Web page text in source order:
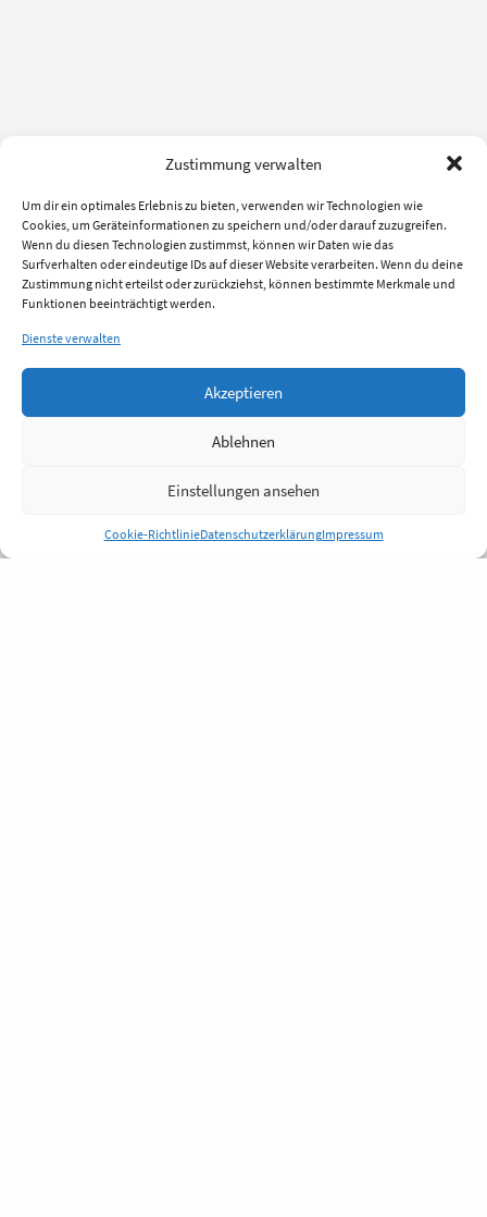
Zustimmung verwalten
Um dir ein optimales Erlebnis zu bieten, verwenden wir Technologien wie
Cookies, um Geräteinformationen zu speichern und/oder darauf zuzugreifen.
Wenn du diesen Technologien zustimmst, können wir Daten wie das
Surfverhalten oder eindeutige IDs auf dieser Website verarbeiten. Wenn du deine
Zustimmung nicht erteilst oder zurückziehst, können bestimmte Merkmale und
Funktionen beeinträchtigt werden.
Dienste verwalten
Akzeptieren
Ablehnen
Einstellungen ansehen
Cookie-RichtlinieDatenschutzerklärungImpressum